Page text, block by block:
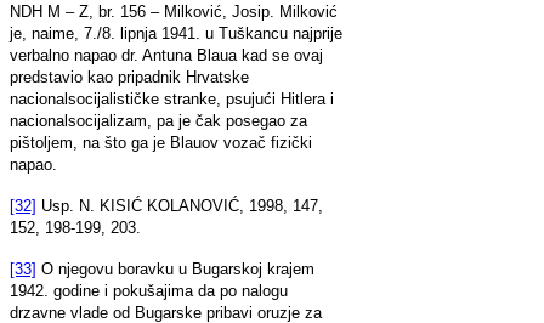
NDH M – Z, br. 156 – Milković, Josip. Milković
je, naime, 7./8. lipnja 1941. u Tuškancu najprije
verbalno napao dr. Antuna Blaua kad se ovaj
predstavio kao pripadnik Hrvatske
nacionalsocijalističke stranke, psujući Hitlera i
nacionalsocijalizam, pa je čak posegao za
pištoljem, na što ga je Blauov vozač fizički
napao.
[32] Usp. N. KISIĆ KOLANOVIĆ, 1998, 147,
152, 198-199, 203.
[33] O njegovu boravku u Bugarskoj krajem
1942. godine i pokušajima da po nalogu
drzavne vlade od Bugarske pribavi oruzje za